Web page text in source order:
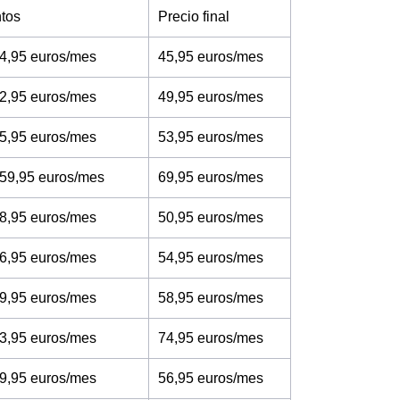
Precio final
euros/mes 45,95 euros/mes
euros/mes 49,95 euros/mes
euros/mes 53,95 euros/mes
euros/mes 69,95 euros/mes
euros/mes 50,95 euros/mes
euros/mes 54,95 euros/mes
euros/mes 58,95 euros/mes
euros/mes 74,95 euros/mes
euros/mes 56,95 euros/mes